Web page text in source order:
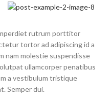
rutrum porttitor
tortor ad adipiscing id a
nam molestie suspendisse
ullamcorper penatibus
a vestibulum tristique
Semper dui.